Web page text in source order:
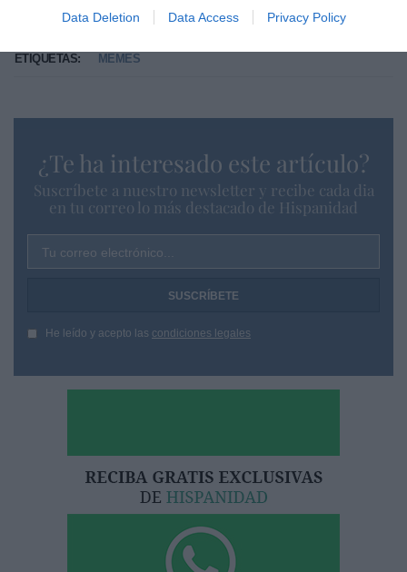
Data Deletion Data Access Privacy Policy
ETIQUETAS: MEMES
¿Te ha interesado este artículo?
Suscríbete a nuestro newsletter y recibe cada dia
en tu correo lo más destacado de Hispanidad
Tu correo electrónico...
He leído y acepto las condiciones legales